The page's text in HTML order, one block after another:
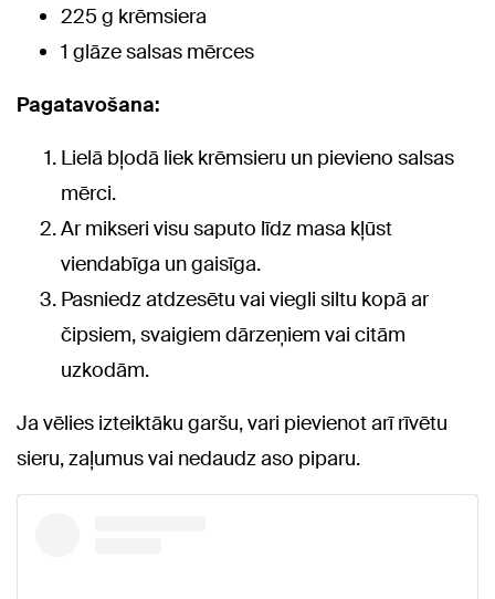
225 g krēmsiera
1 glāze salsas mērces
Pagatavošana:
Lielā bļodā liek krēmsieru un pievieno salsas
mērci.
Ar mikseri visu saputo līdz masa kļūst
viendabīga un gaisīga.
Pasniedz atdzesētu vai viegli siltu kopā ar
čipsiem, svaigiem dārzeņiem vai citām
uzkodām.
Ja vēlies izteiktāku garšu, vari pievienot arī rīvētu
sieru, zaļumus vai nedaudz aso piparu.